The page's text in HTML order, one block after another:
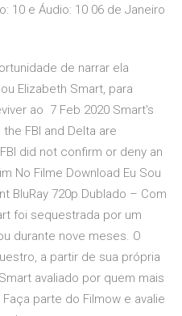
10 e Áudio: 10 06 de Janeiro
de narrar ela
Elizabeth Smart, para
ao 7 Feb 2020 Smart's
FBI and Delta are
did not confirm or deny an
No Filme Download Eu Sou
BluRay 720p Dublado – Com
foi sequestrada por um
durante nove meses. O
a partir de sua própria
avaliado por quem mais
parte do Filmow e avalie